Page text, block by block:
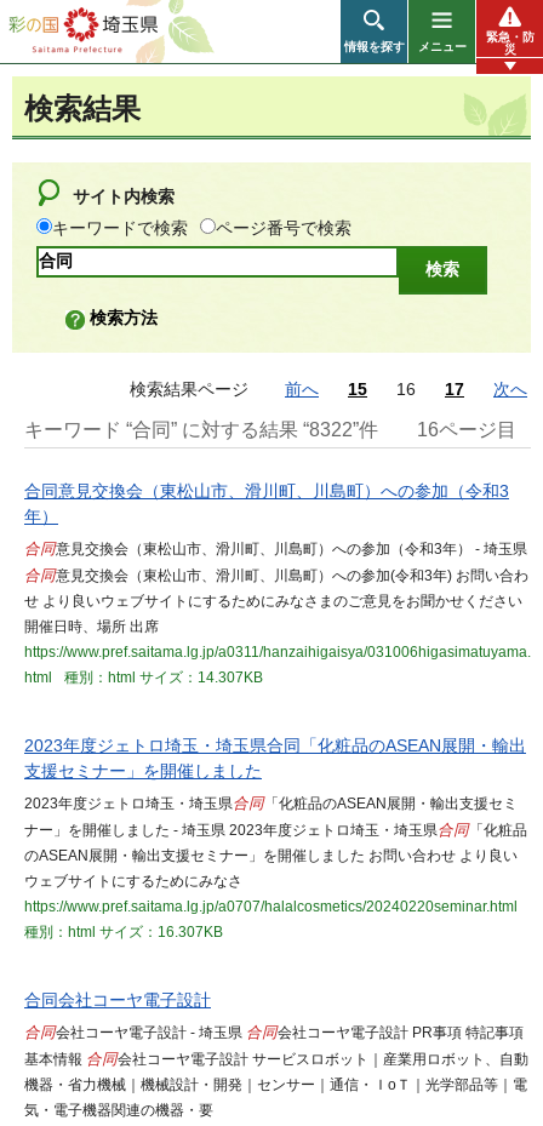
彩の国 埼玉県
情報を探す メニュー
緊急・防
災
検索結果
サイト内検索
キーワードで検索
ページ番号で検索
検索方法
検索結果ページ 前へ 15 16 17 次へ
キーワード “合同” に対する結果 “8322”件 16ページ目
合同意見交換会（東松山市、滑川町、川島町）への参加（令和3
年）
合同意見交換会（東松山市、滑川町、川島町）への参加（令和3年） - 埼玉県
合同意見交換会（東松山市、滑川町、川島町）への参加(令和3年) お問い合わ
せ より良いウェブサイトにするためにみなさまのご意見をお聞かせください
開催日時、場所 出席
https://www.pref.saitama.lg.jp/a0311/hanzaihigaisya/031006higasimatuyama.
html
種別：html サイズ：14.307KB
2023年度ジェトロ埼玉・埼玉県合同「化粧品のASEAN展開・輸出
支援セミナー」を開催しました
2023年度ジェトロ埼玉・埼玉県合同「化粧品のASEAN展開・輸出支援セミ
ナー」を開催しました - 埼玉県 2023年度ジェトロ埼玉・埼玉県合同「化粧品
のASEAN展開・輸出支援セミナー」を開催しました お問い合わせ より良い
ウェブサイトにするためにみなさ
https://www.pref.saitama.lg.jp/a0707/halalcosmetics/20240220seminar.html
種別：html サイズ：16.307KB
合同会社コーヤ電子設計
合同会社コーヤ電子設計 - 埼玉県 合同会社コーヤ電子設計 PR事項 特記事項
基本情報 合同会社コーヤ電子設計 サービスロボット｜産業用ロボット、自動
機器・省力機械｜機械設計・開発｜センサー｜通信・ＩoＴ｜光学部品等｜電
気・電子機器関連の機器・要